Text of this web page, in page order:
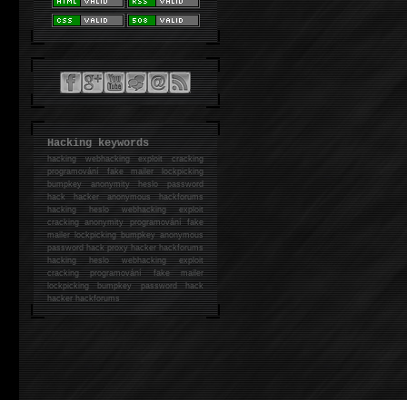
Hacking keywords
hackingwebhacking exploit cracking
programování fake mailer lockpicking
bumpkey anonymity heslo password
hackhacker anonymous hackforums
hackingheslo webhacking exploit
cracking anonymity programování fake
mailer lockpicking bumpkey anonymous
password hack proxy hacker hackforums
hacking heslo webhacking exploit
cracking programování fake mailer
lockpicking bumpkey password hack
hackerhackforums